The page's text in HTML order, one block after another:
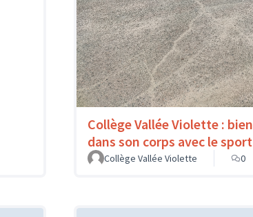
Collège Vallée Violette : bien
dans son corps avec le sport
Collège Vallée Violette
0